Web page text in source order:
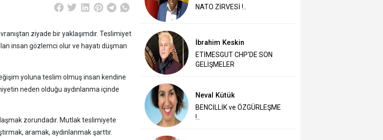
ziyade bir yaklaşımdır. Teslimiyet
insan gözlemci olur ve hayatı düşman
yoluna teslim olmuş insan kendine
neden olduğu aydınlanma içinde
zorundadır. Mutlak teslimiyete
aramak, aydınlanmak şarttır.
NATO ZİRVESİ !..
İbrahim Keskin
ETİMESGUT CHP'DE SON
GELİŞMELER
Neval Kütük
BENCİLLİK ve ÖZGÜRLEŞME
!..